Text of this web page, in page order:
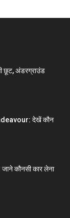
छूट, अंडरग्राउंड
देखें कौन
कौनसी कार लेना